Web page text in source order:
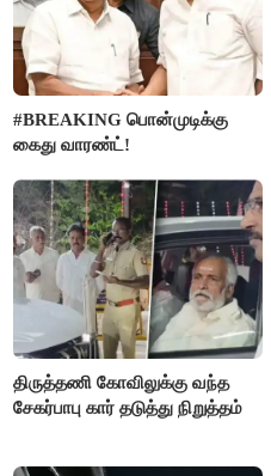
#BREAKING பொன்முடிக்கு
கைது வாரண்ட்!
திருத்தணி கோவிலுக்கு வந்த
சேகர்பாபு கார் தடுத்து நிறுத்தம்